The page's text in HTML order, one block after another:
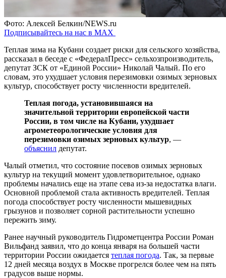
Фото: Алексей Белкин/NEWS.ru
Подписывайтесь на нас в MAX
Теплая зима на Кубани создает риски для сельского хозяйства,
рассказал в беседе с «ФедералПресс» сельхозпроизводитель,
депутат ЗСК от «Единой России» Николай Чалый. По его
словам, это ухудшает условия перезимовки озимых зерновых
культур, способствует росту численности вредителей.
Теплая погода, установившаяся на
значительной территории европейской части
России, в том числе на Кубани, ухудшает
агрометеорологические условия для
перезимовки озимых зерновых культур, —
объяснил депутат.
Чалый отметил, что состояние посевов озимых зерновых
культур на текущий момент удовлетворительное, однако
проблемы начались еще на этапе сева из-за недостатка влаги.
Основной проблемой стала активность вредителей. Теплая
погода способствует росту численности мышевидных
грызунов и позволяет сорной растительности успешно
пережить зиму.
Ранее научный руководитель Гидрометцентра России Роман
Вильфанд заявил, что до конца января на большей части
территории России ожидается теплая погода. Так, за первые
12 дней месяца воздух в Москве прогрелся более чем на пять
градусов выше нормы.